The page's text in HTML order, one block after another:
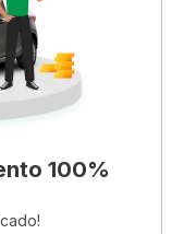
100%